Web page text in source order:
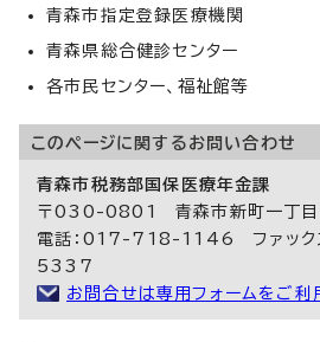
青森市指定登録医療機関
青森県総合健診センター
各市民センター、福祉館等
このページに関する お問い合わせ
青森市税務部国保医療年金課
〒030-0801 青森市新町一丁
電話：017-718-1146 ファッ
5337
お問合せは専用フォームをご利